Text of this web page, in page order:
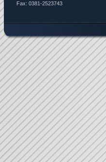
Fax: 0381-2523743